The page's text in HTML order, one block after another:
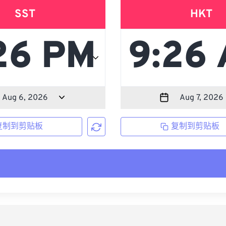
SST
制到剪贴板
HKT
复制到剪贴板